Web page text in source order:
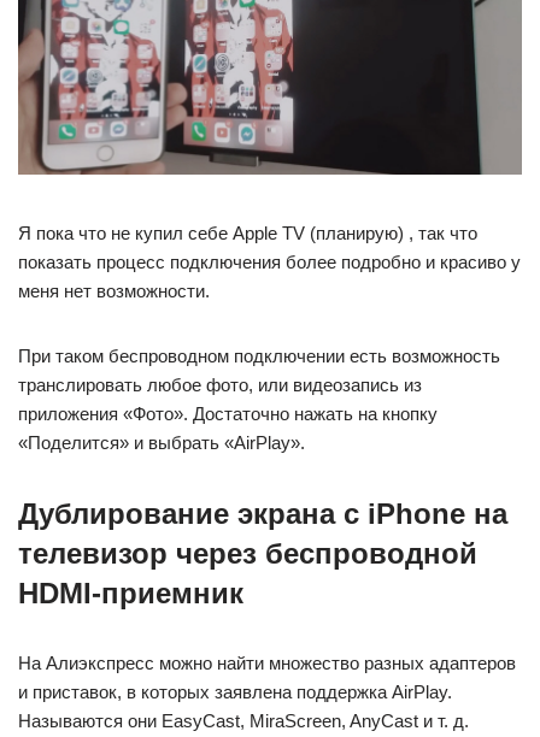
Я пока что не купил себе Apple TV (планирую) , так что
показать процесс подключения более подробно и красиво у
меня нет возможности.
При таком беспроводном подключении есть возможность
транслировать любое фото, или видеозапись из
приложения «Фото». Достаточно нажать на кнопку
«Поделится» и выбрать «AirPlay».
Дублирование экрана с iPhone на
телевизор через беспроводной
HDMI-приемник
На Алиэкспресс можно найти множество разных адаптеров
и приставок, в которых заявлена поддержка AirPlay.
Называются они EasyCast, MiraScreen, AnyCast и т. д.